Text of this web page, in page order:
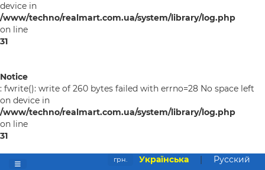
device in
/www/techno/realmart.com.ua/system/library/log.php
on line
31
Notice
: fwrite(): write of 260 bytes failed with errno=28 No space left
on device in
/www/techno/realmart.com.ua/system/library/log.php
on line
31
грн. Українська | Русский